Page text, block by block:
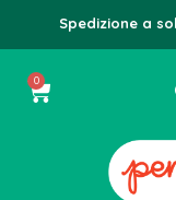
Spedizione a
0